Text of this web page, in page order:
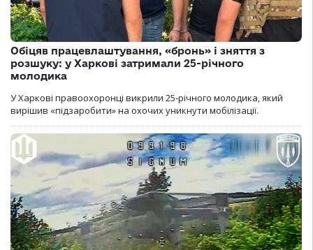
Обіцяв працевлаштування, «бронь» і зняття з
розшуку: у Харкові затримали 25-річного
молодика
У Харкові правоохоронці викрили 25-річного молодика, який
вирішив «підзаробити» на охочих уникнути мобілізації.